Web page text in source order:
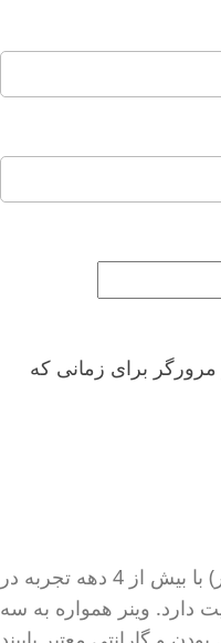
برای زمانی که
شرکت مبین ابزار آرتمن (وینر) با بیش از 4 دهه تجربه در
دارد. وینر همواره به سه